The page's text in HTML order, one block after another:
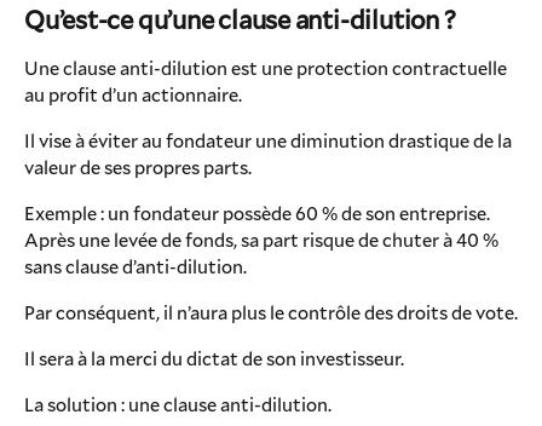
Qu’est-ce qu’une clause anti-dilution ?
Une clause anti-dilution est une protection contractuelle
au profit d’un actionnaire.
Il vise à éviter au fondateur une diminution drastique de la
valeur de ses propres parts.
Exemple : un fondateur possède 60 % de son entreprise.
Après une levée de fonds, sa part risque de chuter à 40 %
sans clause d’anti-dilution.
Par conséquent, il n’aura plus le contrôle des droits de vote.
Il sera à la merci du dictat de son investisseur.
La solution : une clause anti-dilution.